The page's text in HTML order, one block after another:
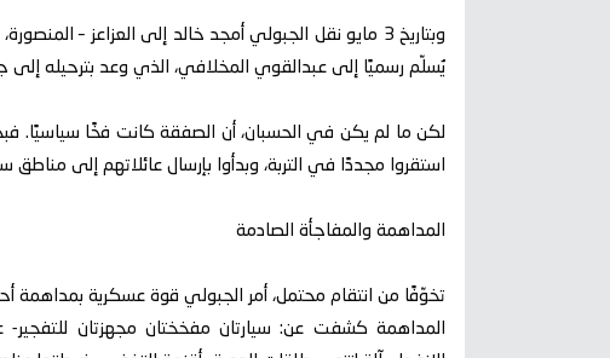
وبتاريخ 3 مايو نقل الجبولي أمجد خالد إلى العزاعز –
يُسلّم رسميًا إلى عبدالقوي المخلافي، الذي وعد بترحيله
لكن ما لم يكن في الحسبان، أن الصفقة كانت فخًا سياسيًا.
استقروا مجددًا في التربة، وبدأوا بإرسال عائلاتهم إلى
المداهمة والمفاجأة الصادمة
تخوّفًا من انتقام محتمل، أمر الجبولي قوة عسكرية بمداهمة